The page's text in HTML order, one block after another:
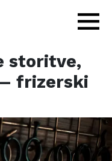
storitve,
frizerski